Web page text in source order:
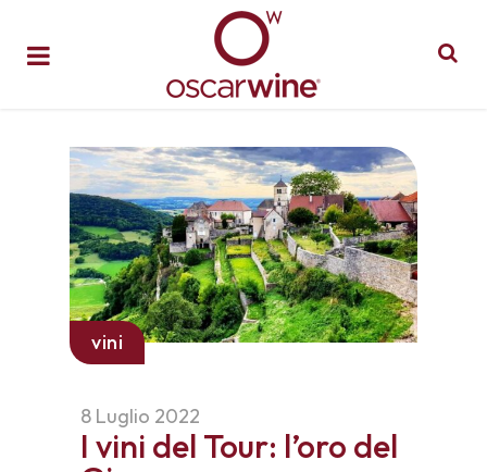
vini
8 Luglio 2022
I vini del Tour: l’oro del